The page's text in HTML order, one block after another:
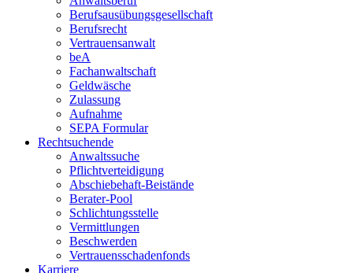
Berufsausübungs­gesellschaft
Berufsrecht
Vertrauensanwalt
beA
Fachanwaltschaft
Geldwäsche
Zulassung
Aufnahme
SEPA Formular
Rechtsuchende
Anwaltssuche
Pflichtverteidigung
Abschiebehaft-Beistände
Berater-Pool
Schlichtungsstelle
Vermittlungen
Beschwerden
Vertrauensschadenfonds
Karriere